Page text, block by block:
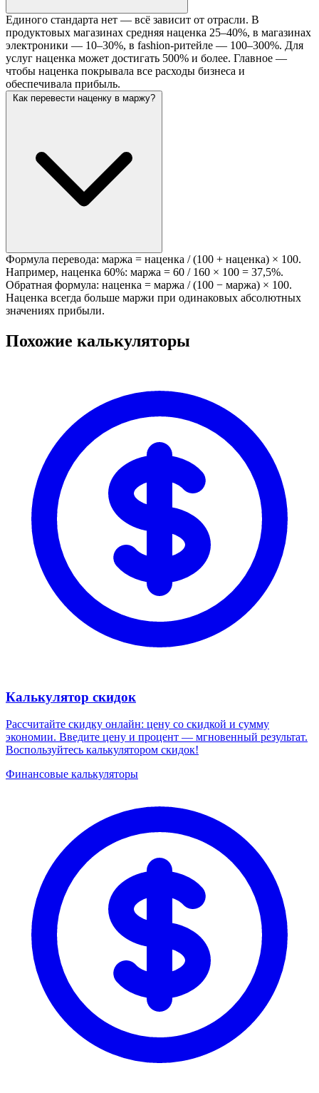
Единого стандарта нет — всё зависит от отрасли. В
продуктовых магазинах средняя наценка 25–40%, в магазинах
электроники — 10–30%, в fashion-ритейле — 100–300%. Для
услуг наценка может достигать 500% и более. Главное —
чтобы наценка покрывала все расходы бизнеса и
обеспечивала прибыль.
Как перевести наценку в маржу?
Формула перевода: маржа = наценка / (100 + наценка) × 100.
Например, наценка 60%: маржа = 60 / 160 × 100 = 37,5%.
Обратная формула: наценка = маржа / (100 − маржа) × 100.
Наценка всегда больше маржи при одинаковых абсолютных
значениях прибыли.
Похожие калькуляторы
Калькулятор скидок
Рассчитайте скидку онлайн: цену со скидкой и сумму
экономии. Введите цену и процент — мгновенный результат.
Воспользуйтесь калькулятором скидок!
Финансовые калькуляторы